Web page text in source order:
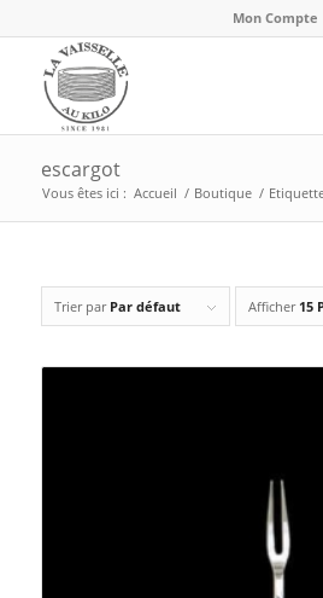
Mon Compte
escargot
Vous êtes ici : Accueil / Boutique /
Trier par Par défaut Afficher 15